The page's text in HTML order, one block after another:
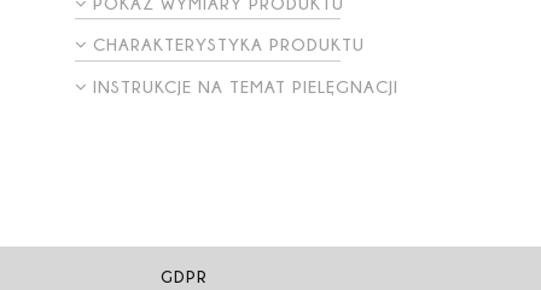
CHARAKTERYSTYKA PRODUKTU
INSTRUKCJE NA TEMAT PIELĘGNACJI
GDPR